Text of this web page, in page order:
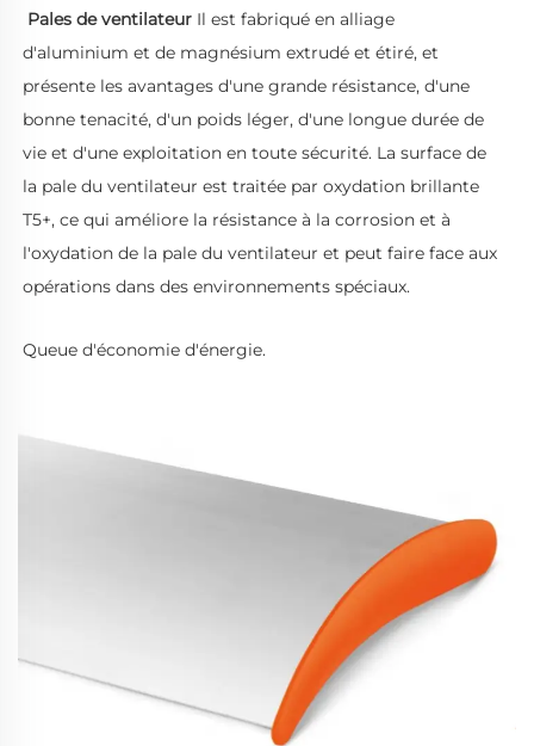
Pales de ventilateur Il est fabriqué en alliage
d'aluminium et de magnésium extrudé et étiré, et
présente les avantages d'une grande résistance, d'une
bonne tenacité, d'un poids léger, d'une longue durée de
vie et d'une exploitation en toute sécurité. La surface de
la pale du ventilateur est traitée par oxydation brillante
T5+, ce qui améliore la résistance à la corrosion et à
l'oxydation de la pale du ventilateur et peut faire face aux
opérations dans des environnements spéciaux.
Queue d'économie d'énergie.